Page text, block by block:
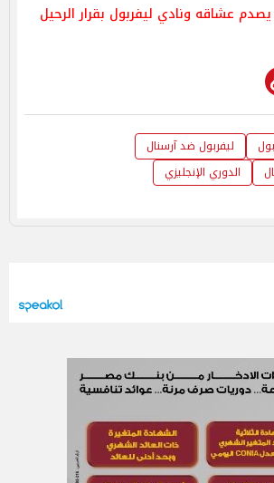
عشاقه ونادي ليفربول بقرار الرحيل
ليفربول ضد آرسنال
الدوري الإنجليزي